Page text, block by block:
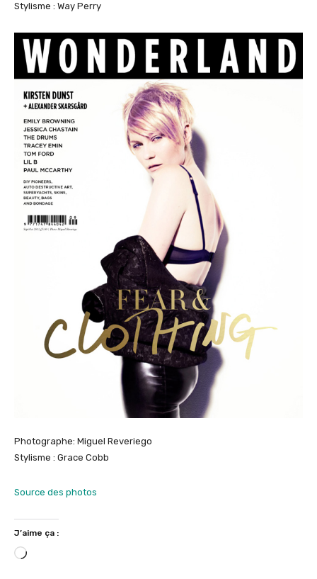
Stylisme : Way Perry
Photographe: Miguel Reveriego
Stylisme : Grace Cobb
Source des photos
J’aime ça :
C